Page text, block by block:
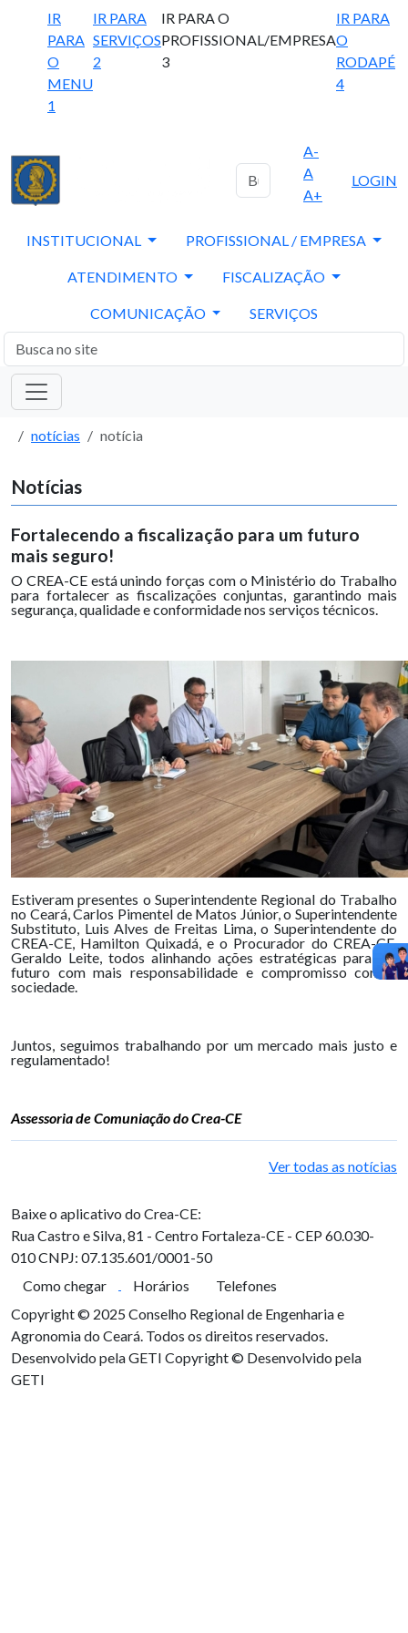
IR
PARA
O
MENU
1
IR PARA
SERVIÇOS
2
IR PARA O
PROFISSIONAL/EMPRESA
3
IR PARA
O
RODAPÉ
4
A-
A
A+
LOGIN
INSTITUCIONAL PROFISSIONAL / EMPRESA
ATENDIMENTO FISCALIZAÇÃO
COMUNICAÇÃO SERVIÇOS
notícias notícia
Notícias
Fortalecendo a fiscalização para um futuro
mais seguro!
O CREA-CE está unindo forças com o Ministério do Trabalho
para fortalecer as fiscalizações conjuntas, garantindo mais
segurança, qualidade e conformidade nos serviços técnicos.
Estiveram presentes o Superintendente Regional do Trabalho
no Ceará, Carlos Pimentel de Matos Júnior, o Superintendente
Substituto, Luis Alves de Freitas Lima, o Superintendente do
CREA-CE, Hamilton Quixadá, e o Procurador do CREA-CE,
Geraldo Leite, todos alinhando ações estratégicas para um
futuro com mais responsabilidade e compromisso com a
sociedade.
Juntos, seguimos trabalhando por um mercado mais justo e
regulamentado!
Assessoria de Comuniação do Crea-CE
Ver todas as notícias
Baixe o aplicativo do Crea-CE:
Rua Castro e Silva, 81 - Centro Fortaleza-CE - CEP 60.030-
010CNPJ: 07.135.601/0001-50
Como chegar
Horários
Telefones
Copyright © 2025 Conselho Regional de Engenharia e
Agronomia do Ceará. Todos os direitos reservados.
Desenvolvido pela GETI Copyright © Desenvolvido pela
GETI